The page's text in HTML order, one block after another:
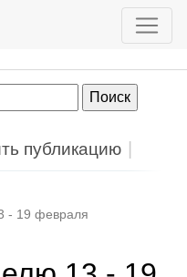
публикацию
- 19 февраля